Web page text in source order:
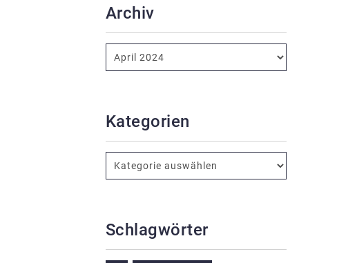
Archiv
Kategorien
Schlagwörter